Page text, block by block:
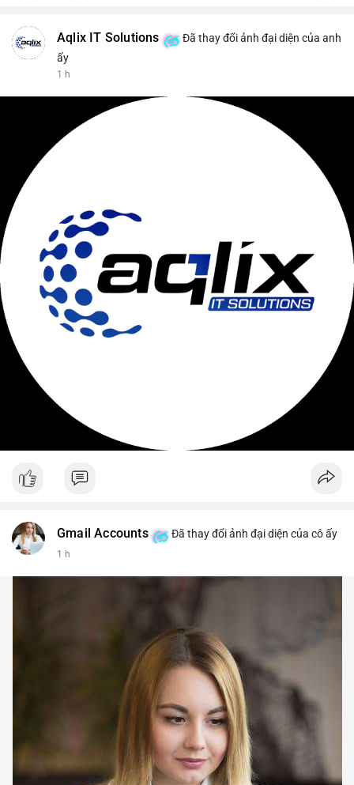
Aqlix IT Solutions
Đã thay đổi ảnh đại diện của anh
ấy
1 h
Gmail Accounts Đã thay đổi ảnh đại diện của cô ấy
1 h